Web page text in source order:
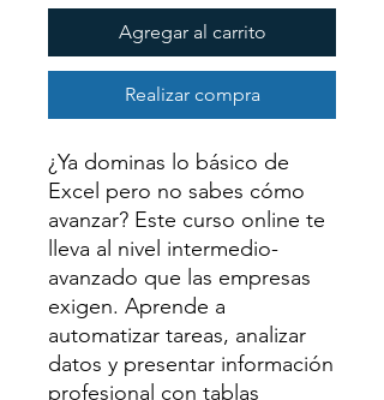
oferta
Agregar al carrito
Realizar compra
¿Ya dominas lo básico de
Excel pero no sabes cómo
avanzar? Este curso online te
lleva al nivel intermedio-
avanzado que las empresas
exigen. Aprende a
automatizar tareas, analizar
datos y presentar información
profesional con tablas